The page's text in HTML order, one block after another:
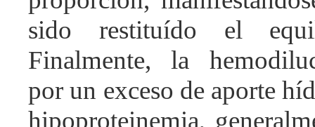
sido restituído el
Finalmente, la
por un exceso de aporte
hipoproteinemia,